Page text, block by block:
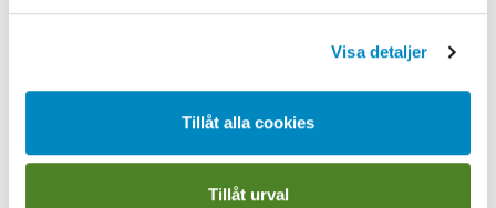
Visa detaljer
Tillåt alla cookies
Tillåt urval
För mer information, vänligen kontakta:
Per Manhem, VD, Käppalaförbundet. Tfn: 08-766 67
Mikael Algvere, VD, Roslagsvatten. Tfn: 08-540 835
81. E-post:mikael.algvere@roslagsvatten.se
Susanne Carlberg, kommunikationschef,